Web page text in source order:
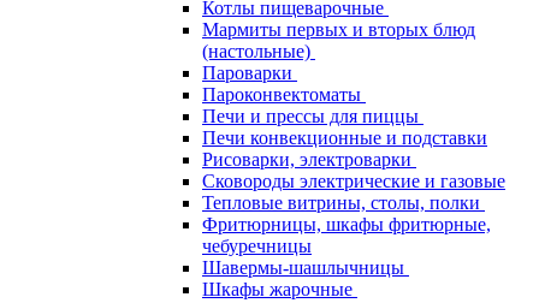
Котлы пищеварочные
Мармиты первых и вторых блюд
(настольные)
Пароварки
Пароконвектоматы
Печи и прессы для пиццы
Печи конвекционные и подставки
Рисоварки, электроварки
Сковороды электрические и газовые
Тепловые витрины, столы, полки
Фритюрницы, шкафы фритюрные,
чебуречницы
Шавермы-шашлычницы
Шкафы жарочные